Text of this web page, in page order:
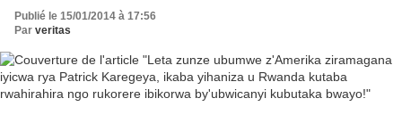
Publié le 15/01/2014 à 17:56
Par veritas